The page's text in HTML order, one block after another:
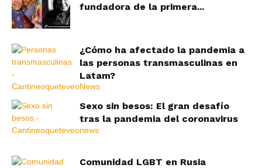
fundadora de la primera...
¿Cómo ha afectado la pandemia a
las personas transmasculinas en
Latam?
Sexo sin besos: El gran desafío
tras la pandemia del coronavirus
Comunidad LGBT en Rusia